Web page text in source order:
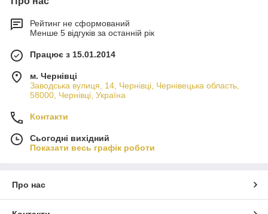
Рейтинг не сформований
Менше 5 відгуків за останній рік
Працює з 15.01.2014
м. Чернівці
Заводська вулиця, 14, Чернівці, Чернівецька область,
58000, Чернівці, Україна
Контакти
Сьогодні вихідний
Показати весь графік роботи
Про нас